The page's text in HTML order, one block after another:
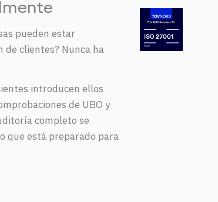
pueden estar
de clientes? Nunca ha
introducen ellos
de UBO y
completo se
que está preparado para